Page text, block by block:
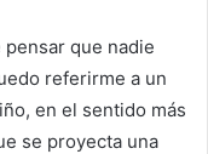
pensar que nadie
referirme a un
en el sentido más
se proyecta una